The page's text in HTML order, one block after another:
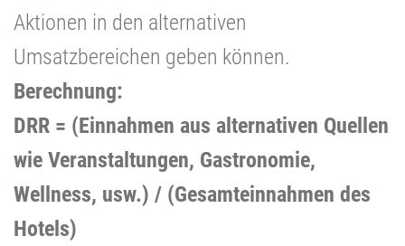
Aktionen in den alternativen
Umsatzbereichen geben können.
Berechnung:
DRR = (Einnahmen aus alternativen Quellen
wie Veranstaltungen, Gastronomie,
Wellness, usw.) / (Gesamteinnahmen des
Hotels)